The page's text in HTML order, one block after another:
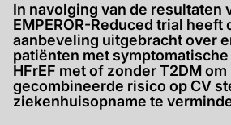
In navolging van de resultaten
EMPEROR-Reduced trial heeft
aanbeveling uitgebracht over
patiënten met
HFrEF met of zonder T2DM om
gecombineerde risico op CV
ziekenhuisopname te